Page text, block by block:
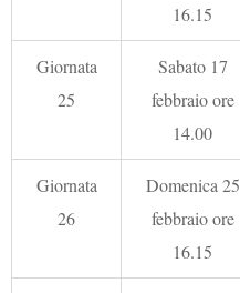
16.15
Giornata
25
Sabato 17
febbraio ore
14.00
Giornata
26
Domenica 25
febbraio ore
16.15